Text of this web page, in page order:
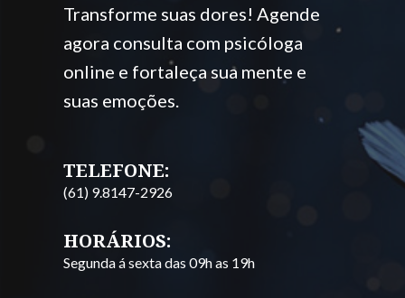
Transforme suas dores! Agende
agora consulta com psicóloga
online e fortaleça sua mente e
suas emoções.
TELEFONE:
(61) 9.8147-2926
HORÁRIOS:
Segunda á sexta das 09h as 19h